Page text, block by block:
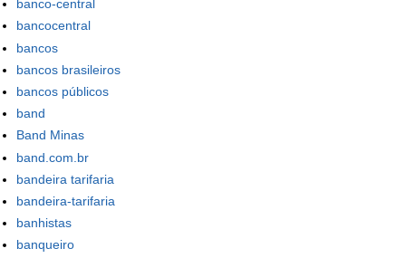
banco-central
bancocentral
bancos
bancos brasileiros
bancos públicos
band
Band Minas
band.com.br
bandeira tarifaria
bandeira-tarifaria
banhistas
banqueiro